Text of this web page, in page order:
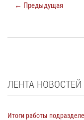
← Предыдущая
ЛЕНТА НОВОСТЕЙ
Итоги работы